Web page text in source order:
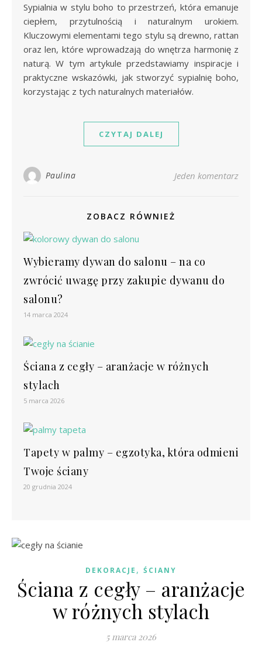
Sypialnia w stylu boho to przestrzeń, która emanuje
ciepłem, przytulnością i naturalnym urokiem.
Kluczowymi elementami tego stylu są drewno, rattan
oraz len, które wprowadzają do wnętrza harmonię z
naturą. W tym artykule przedstawiamy inspiracje i
praktyczne wskazówki, jak stworzyć sypialnię boho,
korzystając z tych naturalnych materiałów.
CZYTAJ DALEJ
Paulina Jeden komentarz
ZOBACZ RÓWNIEŻ
Wybieramy dywan do salonu – na co
zwrócić uwagę przy zakupie dywanu do
salonu?
14 marca 2024
Ściana z cegły – aranżacje w różnych
stylach
5 marca 2026
Tapety w palmy – egzotyka, która odmieni
Twoje ściany
20 grudnia 2024
DEKORACJE , ŚCIANY
Ściana z cegły – aranżacje
w różnych stylach
5 marca 2026